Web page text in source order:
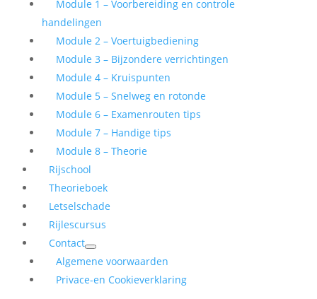
Module 1 – Voorbereiding en controle
handelingen
Module 2 – Voertuigbediening
Module 3 – Bijzondere verrichtingen
Module 4 – Kruispunten
Module 5 – Snelweg en rotonde
Module 6 – Examenrouten tips
Module 7 – Handige tips
Module 8 – Theorie
Rijschool
Theorieboek
Letselschade
Rijlescursus
Contact
Algemene voorwaarden
Privace-en Cookieverklaring